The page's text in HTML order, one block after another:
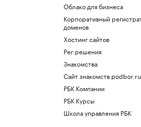
Облако для бизнеса
Корпоративный
доменов
Хостинг сайтов
Рег.решения
Знакомства
Сайт знакомств podbor.ru
РБК Компании
РБК Курсы
Школа управления РБК